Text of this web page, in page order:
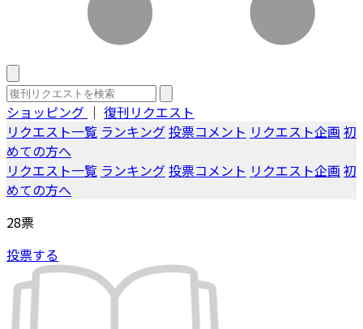
ショッピング ｜ 復刊リクエスト
リクエスト一覧 ランキング投票コメント リクエスト企画 初
めての方へ
リクエスト一覧 ランキング投票コメント リクエスト企画 初
めての方へ
28票
投票する